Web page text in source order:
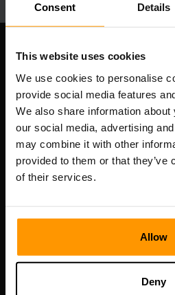
Consent Details
This website uses cookies
We use cookies to personalise
provide social media features
We also share information
our social media, advertising
may combine it with other
provided to them or that they’ve
of their services.
Allow
Deny
Công ty chúng tôi
Scalable Hosting Solutions OÜ
Số VAT: EE102133820
Địa chỉ: Harju maakond, Tallinn,
Vesivärava tn 50-201, 10152
Nav nhanh chóng